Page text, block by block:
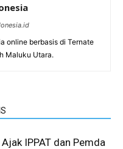
online berbasis di Ternate
Maluku Utara.
IPPAT dan Pemda